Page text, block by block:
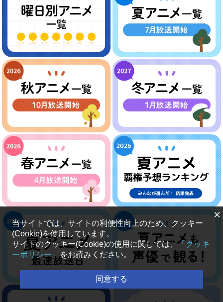
×
当サイトでは、サイトの利便性向上のため、クッキー
(Cookie)を使用しています。
サイトのクッキー(Cookie)の使用に関しては、「クッキ
ーポリシー」をお読みください。
同意する